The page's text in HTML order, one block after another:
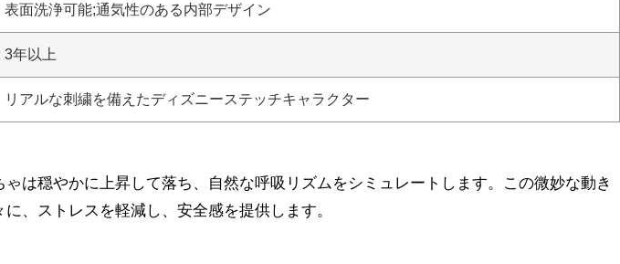
表面洗浄可能;通気性のある内部デザイン
3年以上
リアルな刺繍を備えたディズニーステッチキャラクター
は穏やかに上昇して落ち、自然な呼吸リズムをシミュレートします。この微妙な動き
、ストレスを軽減し、安全感を提供します。